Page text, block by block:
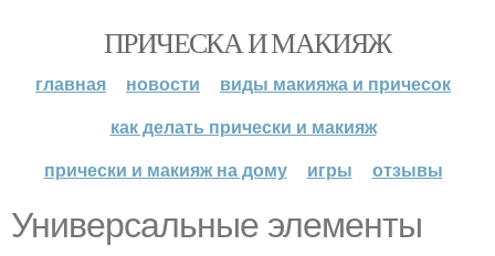
ПРИЧЕСКА И МАКИЯЖ
главная новости
виды макияжа и причесок
как делать прически и макияж
прически и макияж на дому
игры отзывы
Универсальные элементы